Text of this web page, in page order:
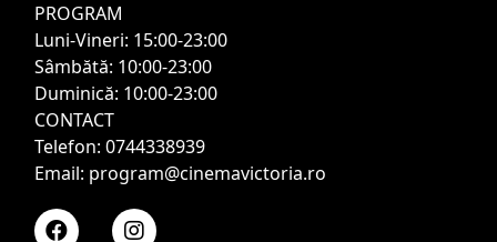
PROGRAM
Luni-Vineri: 15:00-23:00
Sâmbătă: 10:00-23:00
Duminică: 10:00-23:00
CONTACT
Telefon: 0744338939
Email: program@cinemavictoria.ro